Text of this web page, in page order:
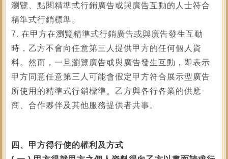
瀏覽、點閱精準式行銷廣告或與廣告互動的人士符合
精準式行銷標準。
7. 在甲方在瀏覽精準式行銷廣告或與廣告發生互動
時，乙方不會向任意第三人提供甲方的任何個人資
料。然而，一旦瀏覽廣告或與廣告發生互動，即表示
甲方同意任意第三人可能會假定甲方符合展示型廣告
所使用的精準式行銷標準。乙方與各行各業的供應
商、合作夥伴及其他服務提供者共事。
四、甲方得行使的權利及方式